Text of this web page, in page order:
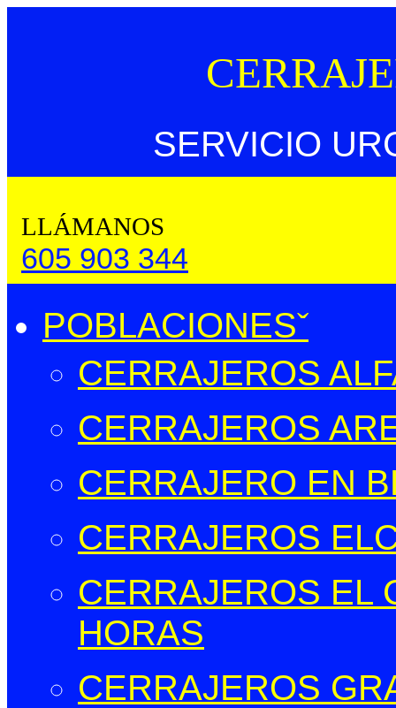
SERVICIO
LLÁMANOS
605 903 344
POBLACIONES
CERRAJEROS
CERRAJEROS
CERRAJERO EN
CERRAJEROS
CERRAJEROS EL
HORAS
CERRAJEROS